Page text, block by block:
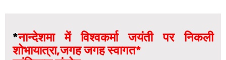
*नान्देशमा में विश्वकर्मा जयंती पर निकली
शोभायात्रा,जगह जगह स्वागत*